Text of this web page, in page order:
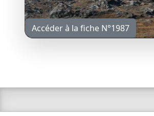
Accéder à la fiche N°1987